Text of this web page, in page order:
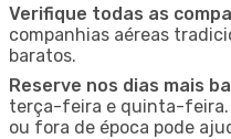
Verifique todas as
companhias aéreas
baratos.
Reserve nos dias mais
terça-feira e quinta-feira.
ou fora de época pode